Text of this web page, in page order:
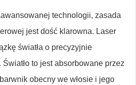
technologii, zasada
jest dość klarowna. Laser
światła o precyzyjnie
Światło to jest absorbowane przez
obecny we włosie i jego